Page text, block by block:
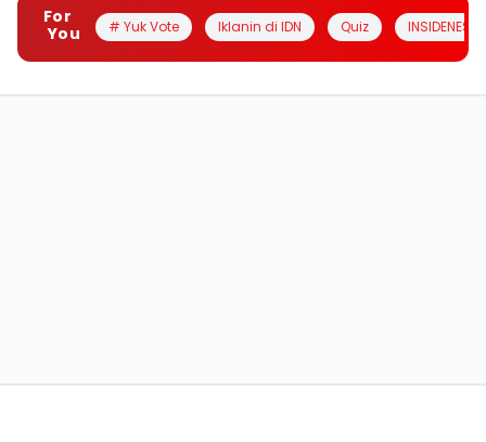
For
You
# Yuk Vote Iklanin di IDN Quiz INSIDENESIA